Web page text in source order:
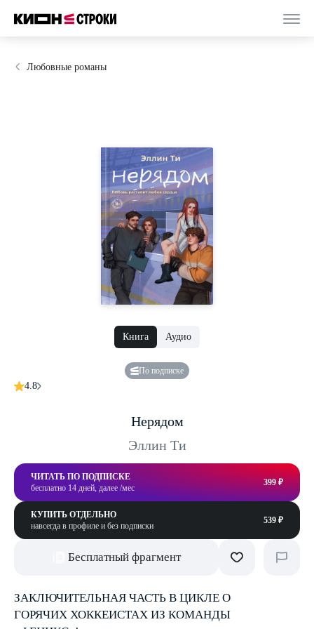
Любовные романы
Книга Аудио
По подписке
4.8
Нерядом
Эллин Ти
ЧИТАТЬ ПО ПОДПИСКЕ
бесплатно 14 дней, далее /мес
399 ₽
КУПИТЬ ОТДЕЛЬНО
навсегда в профиле и без подписки
539 ₽
Бесплатный фрагмент
ЗАКЛЮЧИТЕЛЬНАЯ ЧАСТЬ В ЦИКЛЕ О
ГОРЯЧИХ ХОККЕИСТАХ ИЗ КОМАНДЫ